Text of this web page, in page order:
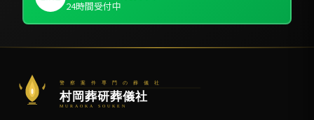
24時間受付中